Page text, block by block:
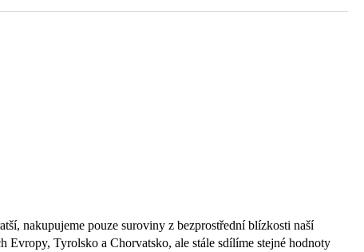
nakupujeme pouze suroviny z bezprostřední blízkosti naší
Evropy, Tyrolsko a Chorvatsko, ale stále sdílíme stejné hodnoty